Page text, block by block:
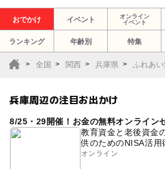
おでかけ イベント
オンライン
イベント
ランキング 年齢別 特集
全国 関西 兵庫県 ふれあ
兵庫周辺の注目お出かけ
8/25・29開催！お金の無料オンライン
教育資金と老後資金
供のためのNISA活用
オンライン